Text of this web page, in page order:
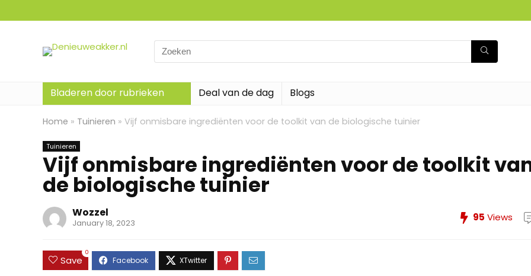
Search
for:
Bladeren door rubrieken Deal van de dag Blogs
Home » Tuinieren » Vijf onmisbare ingrediënten voor de toolkit van de biologische tuinier
Tuinieren
Vijf onmisbare ingrediënten voor de toolkit
de biologische tuinier
Wozzel
January 18, 2023 95 Views
Save
0